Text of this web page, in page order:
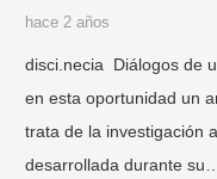
hace 2 años
disci.necia Diálogos de
en esta oportunidad un
trata de la investigación
desarrollada durante